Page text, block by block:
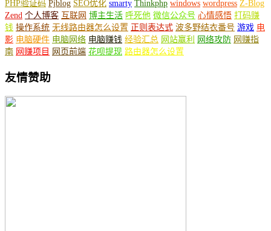
PHP验证码 Pjblog SEO优化 smarty Thinkphp windows wordpress Z-Blog
Zend 个人博客 互联网 博主生活 呼死他 微信公众号 心情感悟 打码赚
钱 操作系统 无线路由器怎么设置 正则表达式 波多野结衣番号 游戏 电
影 电脑硬件 电脑网络 电脑赚钱 经验汇总 网站赢利 网络攻防 网赚指
南 网赚项目 网页前端 花呗提现 路由器怎么设置
友情赞助